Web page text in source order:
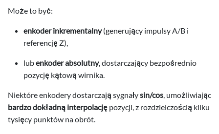
Może to być:
enkoder inkrementalny(generujący impulsy A/B i
referencję Z),
lubenkoder absolutny, dostarczający bezpośrednio
pozycję kątową wirnika.
Niektóre enkodery dostarczają sygnałysin/cos, umożliwiając
bardzo dokładną interpolację pozycji, z rozdzielczością kilku
tysięcy punktów na obrót.